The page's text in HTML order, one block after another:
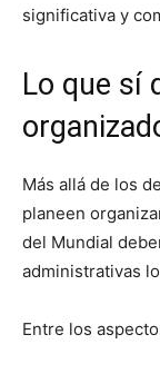
significativa y
Lo que sí
Más allá de los
planeen
del Mundial
administrativas
Entre los